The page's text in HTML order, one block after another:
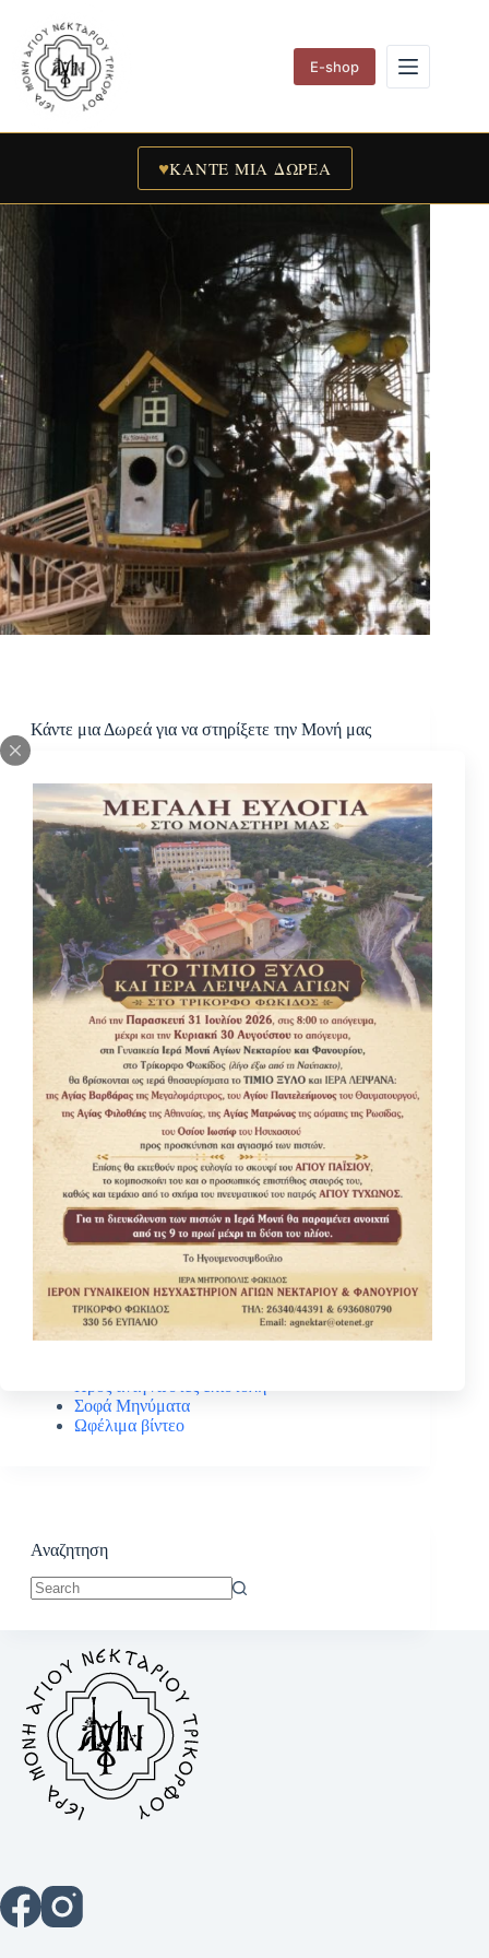
content
E-shop
♥ΚΑΝΤΕ ΜΙΑ ΔΩΡΕΑ
Κάντε μια Δωρεά για να στηρίξετε την Μονή μας
Κατηγοριες
Βίοι Αγίων
Γέροντας Νεκτάριος Μουλατσιώτης
Διάφορα ψυχωφελή κείμενα
Κάτι ενδιαφέρον
Νέα – Ανακοινώσεις
Σοφά Μηνύματα
Ωφέλιμα βίντεο
Αναζητηση